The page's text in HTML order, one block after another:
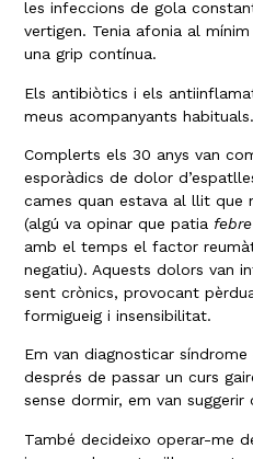
les infeccions de gola
vertigen. Tenia afonia al
una grip contínua.
Els antibiòtics i els
meus acompanyants habituals.
Complerts els 30 anys van
esporàdics de dolor
cames quan estava al llit que
(algú va opinar que patia
amb el temps el factor
negatiu). Aquests dolors van
sent crònics, provocant
formigueig i insensibilitat.
Em van diagnosticar
després de passar un curs
sense dormir, em van suggerir
També decideixo operar-me